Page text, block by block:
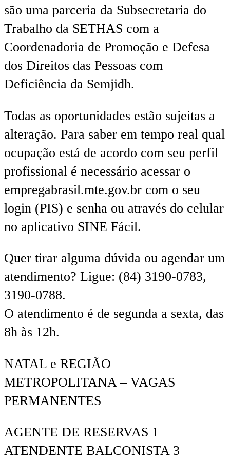
são uma parceria da Subsecretaria do
Trabalho da SETHAS com a
Coordenadoria de Promoção e Defesa
dos Direitos das Pessoas com
Deficiência da Semjidh.
Todas as oportunidades estão sujeitas a
alteração. Para saber em tempo real qual
ocupação está de acordo com seu perfil
profissional é necessário acessar o
empregabrasil.mte.gov.br com o seu
login (PIS) e senha ou através do celular
no aplicativo SINE Fácil.
Quer tirar alguma dúvida ou agendar um
atendimento? Ligue: (84) 3190-0783,
3190-0788.
O atendimento é de segunda a sexta, das
8h às 12h.
NATAL e REGIÃO
METROPOLITANA – VAGAS
PERMANENTES
AGENTE DE RESERVAS 1
ATENDENTE BALCONISTA 3